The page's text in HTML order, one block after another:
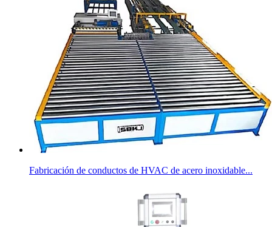
Fabricación de conductos de HVAC de acero inoxidable...